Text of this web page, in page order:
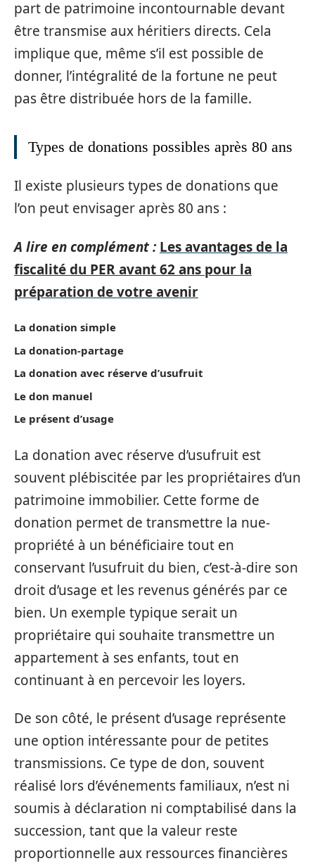
part de patrimoine incontournable devant
être transmise aux héritiers directs. Cela
implique que, même s’il est possible de
donner, l’intégralité de la fortune ne peut
pas être distribuée hors de la famille.
Types de donations possibles après 80 ans
Il existe plusieurs types de donations que
l’on peut envisager après 80 ans :
A lire en complément : Les avantages de la
fiscalité du PER avant 62 ans pour la
préparation de votre avenir
La donation simple
La donation-partage
La donation avec réserve d’usufruit
Le don manuel
Le présent d’usage
La donation avec réserve d’usufruit est
souvent plébiscitée par les propriétaires d’un
patrimoine immobilier. Cette forme de
donation permet de transmettre la nue-
propriété à un bénéficiaire tout en
conservant l’usufruit du bien, c’est-à-dire son
droit d’usage et les revenus générés par ce
bien. Un exemple typique serait un
propriétaire qui souhaite transmettre un
appartement à ses enfants, tout en
continuant à en percevoir les loyers.
De son côté, le présent d’usage représente
une option intéressante pour de petites
transmissions. Ce type de don, souvent
réalisé lors d’événements familiaux, n’est ni
soumis à déclaration ni comptabilisé dans la
succession, tant que la valeur reste
proportionnelle aux ressources financières